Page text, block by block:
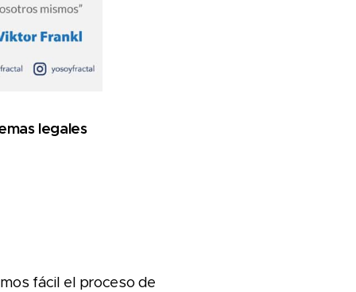
legales
fácil el proceso de